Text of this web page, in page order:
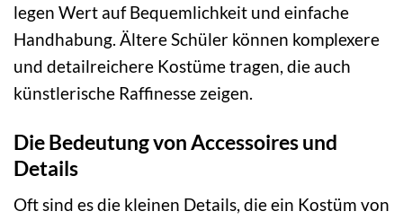
legen Wert auf Bequemlichkeit und einfache
Handhabung. Ältere Schüler können komplexere
und detailreichere Kostüme tragen, die auch
künstlerische Raffinesse zeigen.
Die Bedeutung von Accessoires und
Details
Oft sind es die kleinen Details, die ein Kostüm von